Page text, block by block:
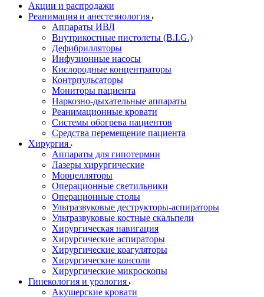
Акции и распродажи
Реанимация и анестезиология
Аппараты ИВЛ
Внутрикостные пистолеты (B.I.G.)
Дефибрилляторы
Инфузионные насосы
Кислородные концентраторы
Контрпульсаторы
Мониторы пациента
Наркозно-дыхательные аппараты
Реанимационные кровати
Системы обогрева пациентов
Средства перемещение пациента
Хирургия
Аппараты для гипотермии
Лазеры хирургические
Морцелляторы
Операционные светильники
Операционные столы
Ультразвуковые деструкторы-аспираторы
Ультразвуковые костные скальпели
Хирургическая навигация
Хирургические аспираторы
Хирургические коагуляторы
Хирургические консоли
Хирургические микроскопы
Гинекология и урология
Акушерские кровати